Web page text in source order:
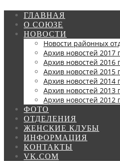
ГЛАВНАЯ
О СОЮЗЕ
НОВОСТИ
Новости районных
Архив новостей 2017
Архив новостей 2016
Архив новостей 2015
Архив новостей 2014
Архив новостей 2013
Архив новостей 2012
ФОТО
ОТДЕЛЕНИЯ
ЖЕНСКИЕ КЛУБЫ
ИНФОРМАЦИЯ
КОНТАКТЫ
VK.COM